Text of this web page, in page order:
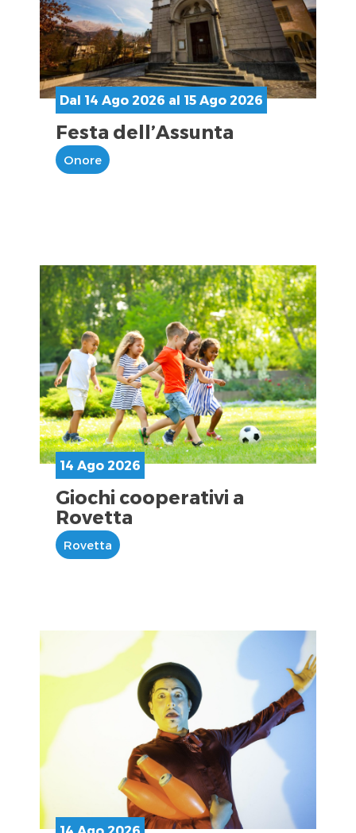
Dal 14 Ago 2026 al 15 Ago 2026
Festa dell’Assunta
Onore
14 Ago 2026
Giochi cooperativi a
Rovetta
Rovetta